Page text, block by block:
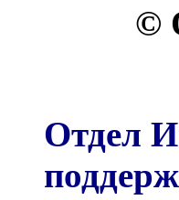
©
Отдел